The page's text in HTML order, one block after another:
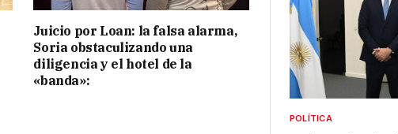
Juicio por Loan: la falsa alarma,
Soria obstaculizando una
diligencia y el hotel de la
«banda»:
POLÍTICA